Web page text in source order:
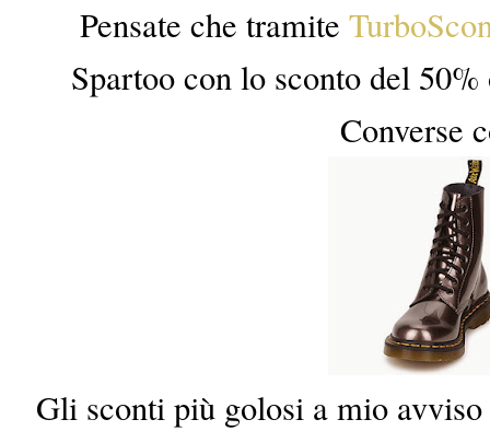
Pensate che tramite
Spartoo con lo sconto del
Converse
Gli sconti più golosi a mio